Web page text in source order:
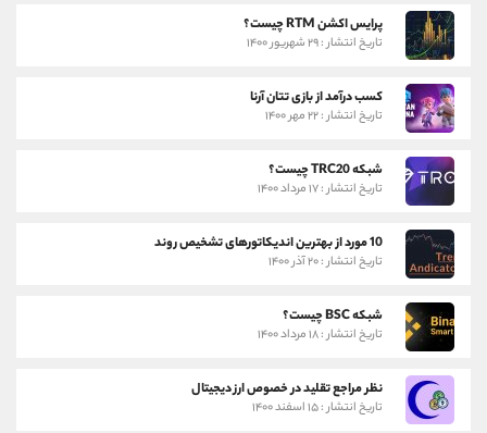
پرایس اکشن RTM چیست؟
تاریخ انتشار : ۲۹ شهریور ۱۴۰۰
کسب درآمد از بازی تتان آرنا
تاریخ انتشار : ۲۲ مهر ۱۴۰۰
شبکه TRC20 چیست؟
تاریخ انتشار : ۱۷ مرداد ۱۴۰۰
10 مورد از بهترین اندیکاتورهای تشخیص روند
تاریخ انتشار : ۲۰ آذر ۱۴۰۰
شبکه BSC چیست؟
تاریخ انتشار : ۱۸ مرداد ۱۴۰۰
نظر مراجع تقلید در خصوص ارز دیجیتال
تاریخ انتشار : ۱۵ اسفند ۱۴۰۰